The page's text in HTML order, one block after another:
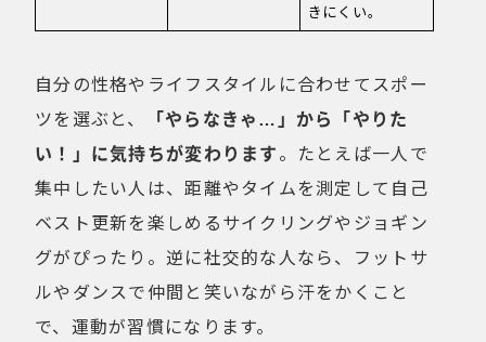
きにくい。
自分の性格やライフスタイルに合わせてスポー
ツを選ぶと、
「やらなきゃ…」から「やりた
い！」に気持ちが変わります。たとえば一人で
集中したい人は、距離やタイムを測定して自己
ベスト更新を楽しめるサイクリングやジョギン
グがぴったり。逆に社交的な人なら、フットサ
ルやダンスで仲間と笑いながら汗をかくこと
で、運動が習慣になります。